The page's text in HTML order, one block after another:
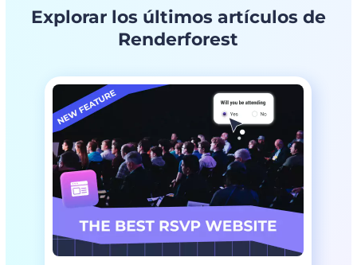
Previsualiza el diseño final
Descargar la plantilla y comparte la tarjeta con el
Explorar los últimos artículos de
Renderforest